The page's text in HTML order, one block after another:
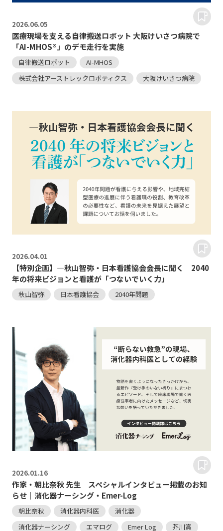
2026.06.05
医療現場を支える自律搬送ロボット 大阪けいさつ病院で
「AI-MHOS®」のデモ走行を実施
自律搬送ロボット
AI-MHOS
株式会社アーストレックロボティクス
大阪けいさつ病院
2026.04.01
【特別企画】―秋山智弥・日本看護協会会長に聞く 2040
年の将来ビジョンと看護が「つないでいく力」
秋山智弥 日本看護協会 2040年問題
2026.01.16
作家・朝比奈秋 先生 スペシャルインタビュー掲載のお知
らせ｜消化器ナーシング・Emer-Log
朝比奈秋 消化器内科医
消化器
消化器ナーシング
エマログ Emer Log 芥川賞